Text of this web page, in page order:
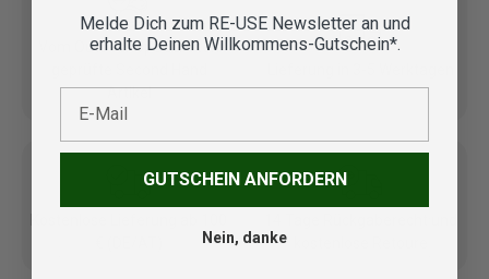
Vom Outdoor Spezialisten
Artikel
Melde Dich zum RE-USE Newsletter an und
erhalte Deinen Willkommens-Gutschein*.
GUTSCHEIN ANFORDERN
Nein, danke